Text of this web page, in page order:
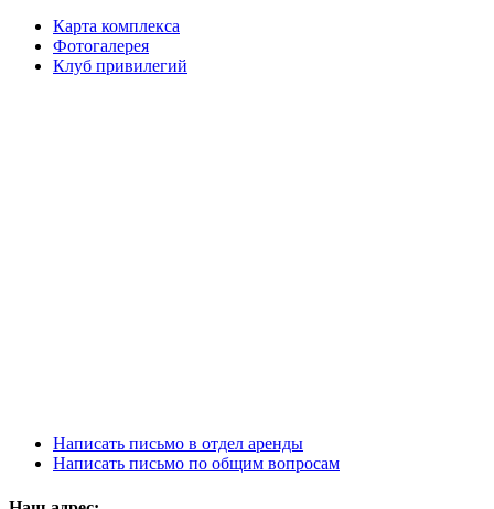
Карта комплекса
Фотогалерея
Клуб привилегий
Написать письмо в отдел аренды
Написать письмо по общим вопросам